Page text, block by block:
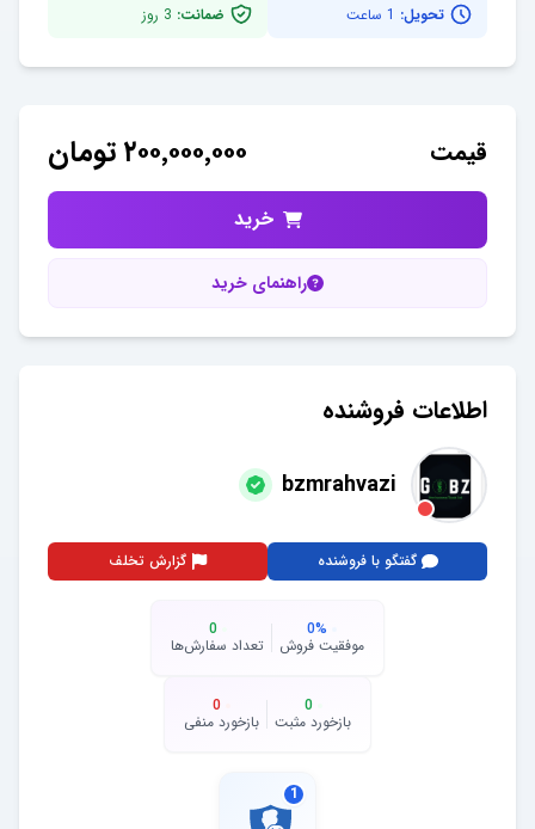
تحویل: 1 ساعت ضمانت: 3 روز
قیمت ۲۰۰٬۰۰۰٬۰۰۰تومان
خرید
راهنمای خرید
اطلاعات فروشنده
bzmrahvazi
گفتگو با فروشنده گزارش تخلف
0%
موفقیت فروش
0
تعداد سفارش‌ها
0
بازخورد مثبت
0
بازخورد منفی
1